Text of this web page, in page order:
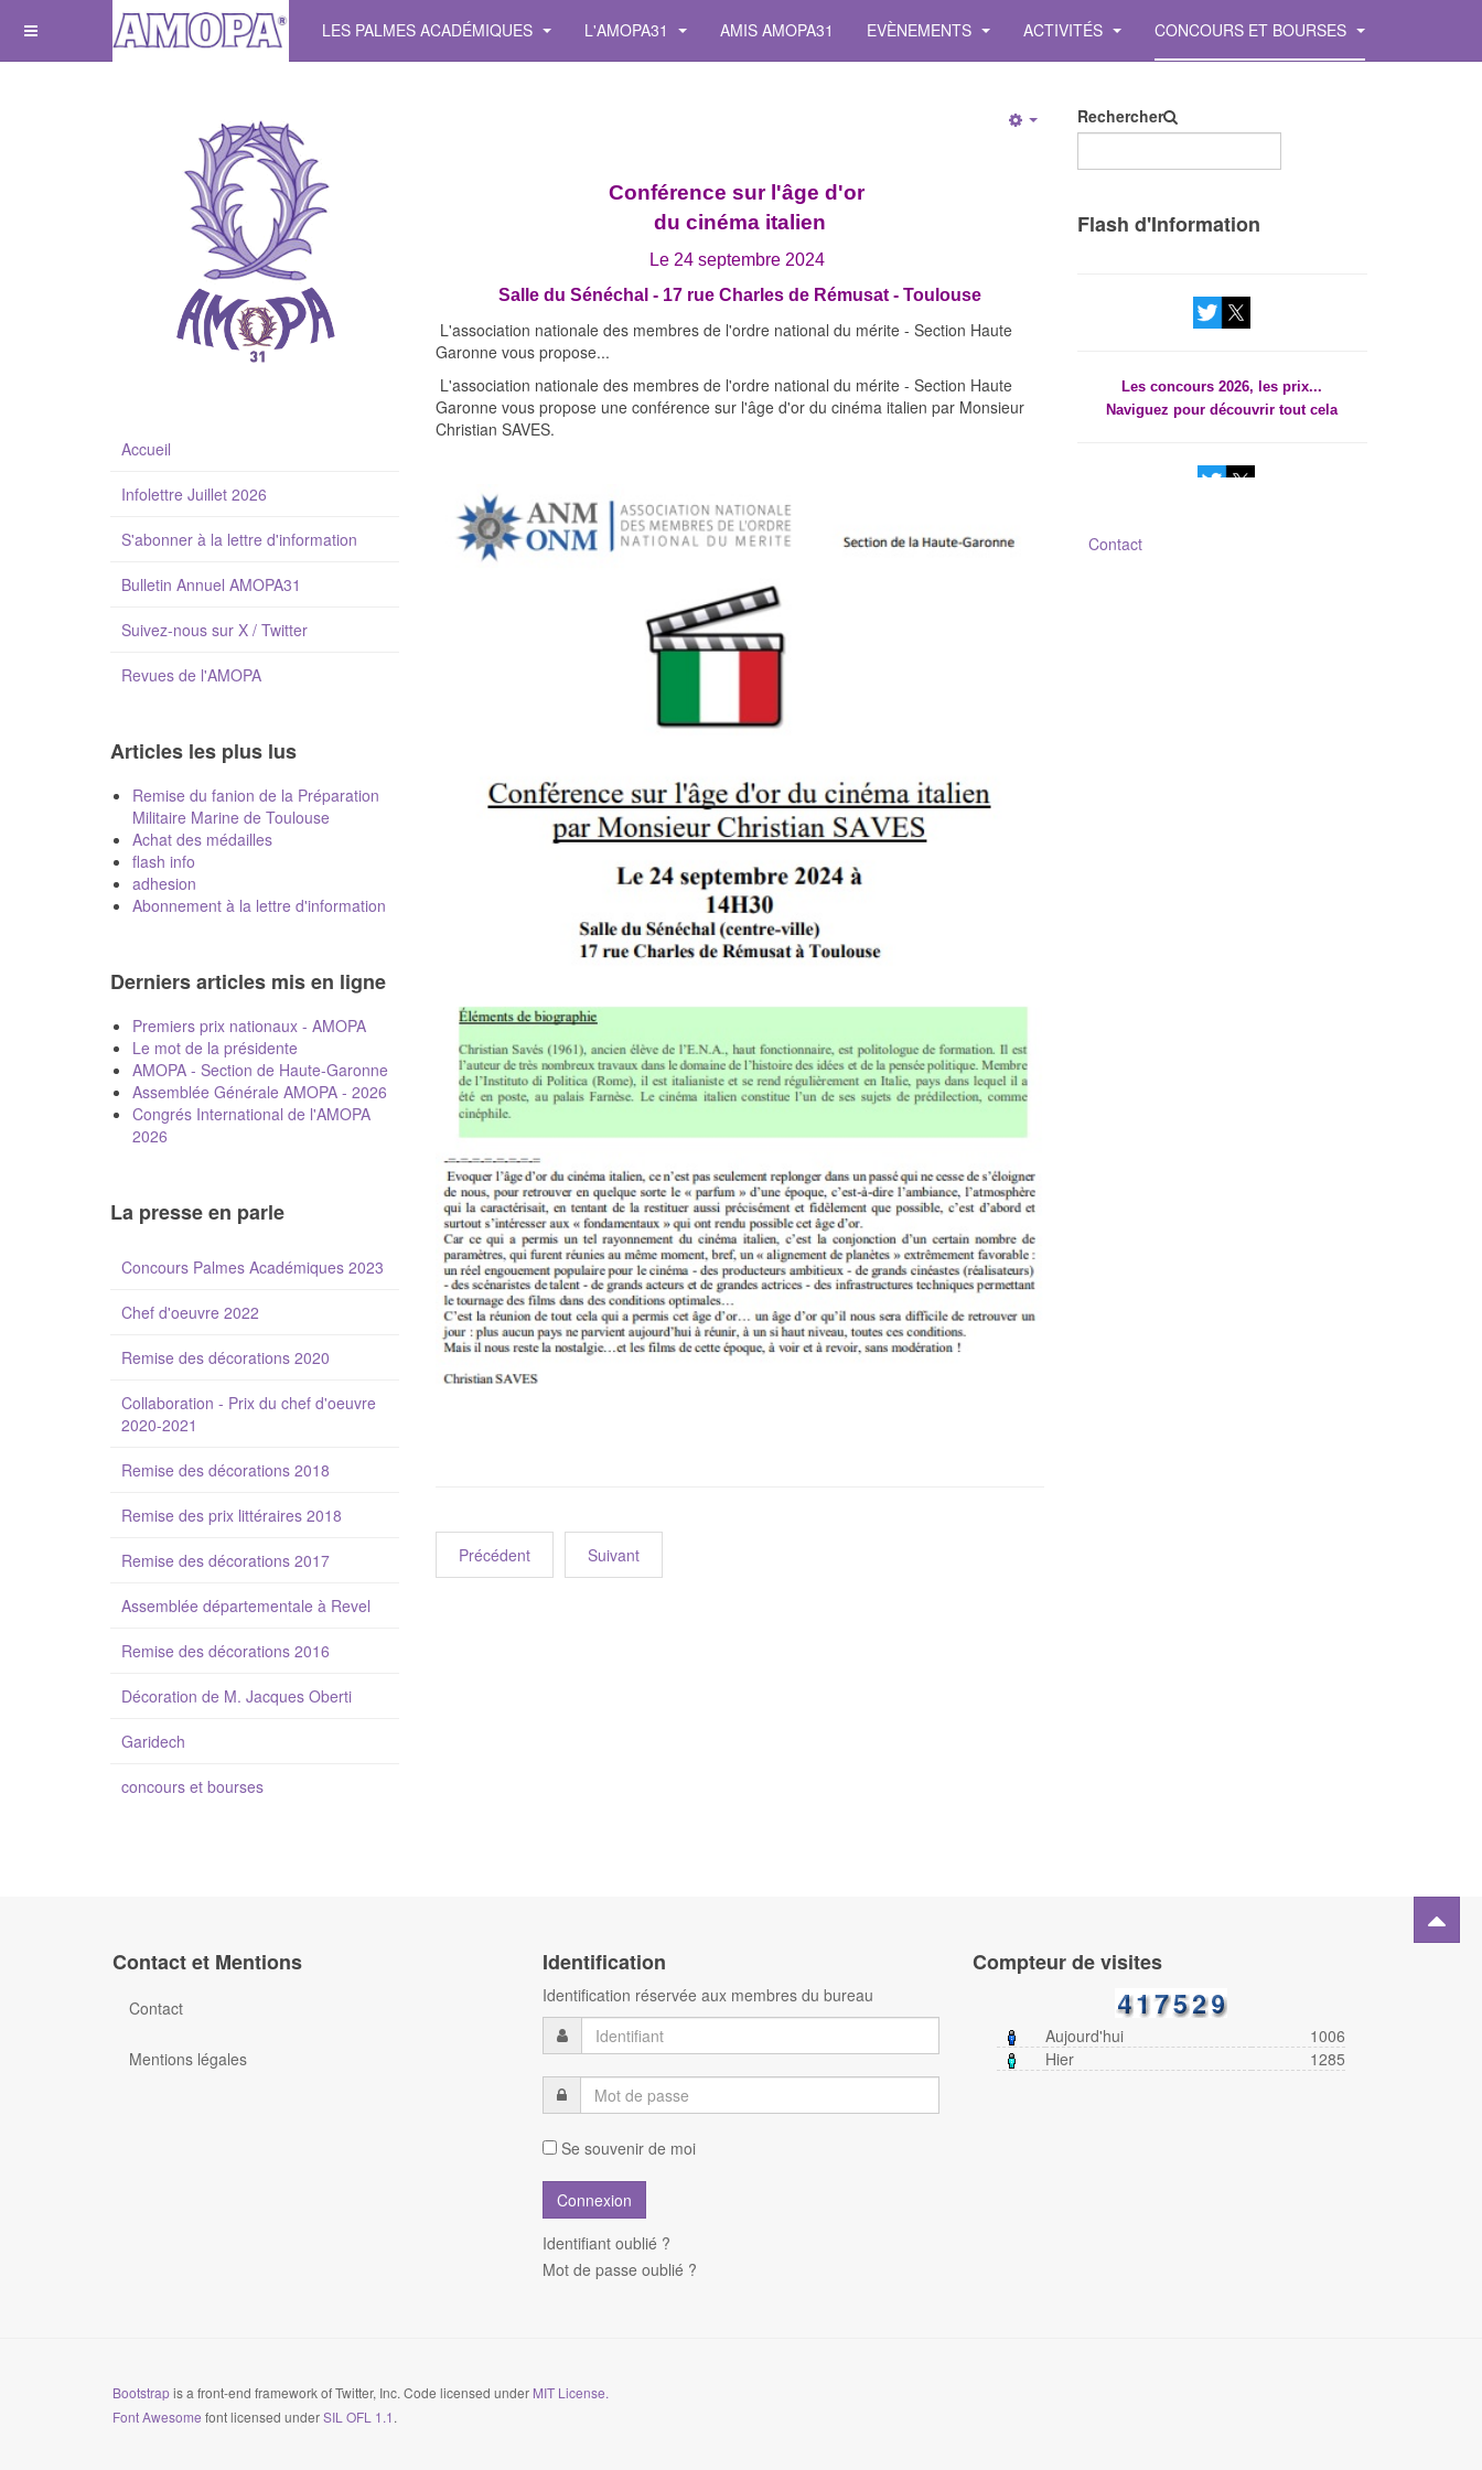
LES PALMES ACADÉMIQUES L'AMOPA31 AMIS AMOPA31 EVÈNEMENTS ACTIVITÉS CONCOURS ET BOURSES
Empty
Conférence sur l'âge d'or
du cinéma italien
Le 24 septembre 2024
Salle du Sénéchal - 17 rue Charles de Rémusat - Toulouse
L'association nationale des membres de l'ordre national du mérite - Section Haute
Garonne vous propose...
L'association nationale des membres de l'ordre national du mérite - Section Haute
Garonne vous propose une conférence sur l'âge d'or du cinéma italien par Monsieur
Christian SAVES.
Précédent Suivant
Accueil
Infolettre Juillet 2026
S'abonner à la lettre d'information
Bulletin Annuel AMOPA31
Suivez-nous sur X / Twitter
Revues de l'AMOPA
Articles les plus lus
Remise du fanion de la Préparation
Militaire Marine de Toulouse
Achat des médailles
flash info
adhesion
Abonnement à la lettre d'information
Derniers articles mis en ligne
Premiers prix nationaux - AMOPA
Le mot de la présidente
AMOPA - Section de Haute-Garonne
Assemblée Générale AMOPA - 2026
Congrés International de l'AMOPA
2026
La presse en parle
Concours Palmes Académiques 2023
Chef d'oeuvre 2022
Remise des décorations 2020
Collaboration - Prix du chef d'oeuvre
2020-2021
Remise des décorations 2018
Remise des prix littéraires 2018
Remise des décorations 2017
Assemblée départementale à Revel
Remise des décorations 2016
Décoration de M. Jacques Oberti
Garidech
concours et bourses
Rechercher
Flash d'Information
Naviguez pour découvrir tout cela
Naviguez pour découvrir tout cela
Contact
Contact et Mentions
Contact
Mentions légales
Identification
Identification réservée aux membres du bureau
Se souvenir de moi
Identifiant oublié ?
Mot de passe oublié ?
Compteur de visites
Aujourd'hui
1006
Hier
1285
Bootstrapis a front-end framework of Twitter, Inc. Code licensed under MIT License.
Font Awesome font licensed underSIL OFL 1.1 .